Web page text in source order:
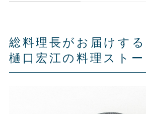
総料理長がお届けす
樋口宏江の料理ストー